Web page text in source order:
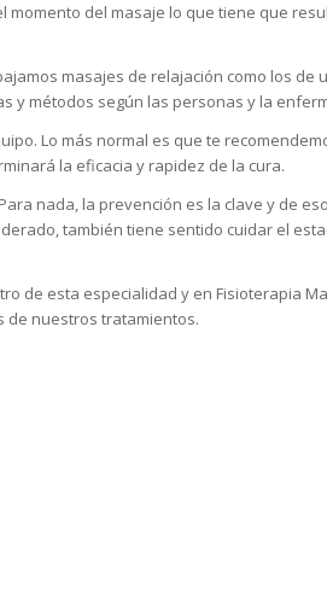
momento del masaje lo que tiene que
masajes de relajación como los de
y métodos según las personas y la
Lo más normal es que te
la eficacia y rapidez de la cura.
nada, la prevención es la clave y de
también tiene sentido cuidar el
de esta especialidad y en Fisioterapia
de nuestros tratamientos.